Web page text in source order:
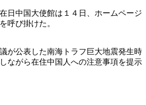
日中国大使館は１４日、ホームページ
呼び掛けた。
が公表した南海トラフ巨大地震発生時
ながら在住中国人への注意事項を提示